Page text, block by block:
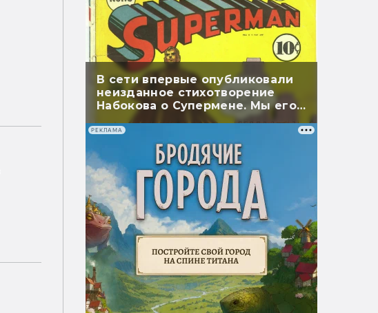
В сети впервые опубликовали
неизданное стихотворение
Набокова о Супермене. Мы его
перевели
РЕКЛАМА